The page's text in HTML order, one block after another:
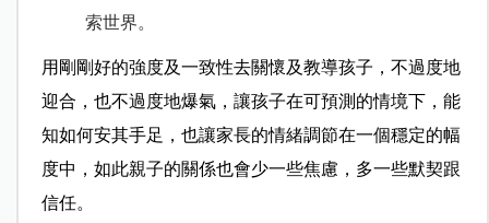
索世界。
用剛剛好的強度及一致性去關懷及教導孩子，不過度地
迎合，也不過度地爆氣，讓孩子在可預測的情境下，能
知如何安其手足，也讓家長的情緒調節在一個穩定的幅
度中，如此親子的關係也會少一些焦慮，多一些默契跟
信任。